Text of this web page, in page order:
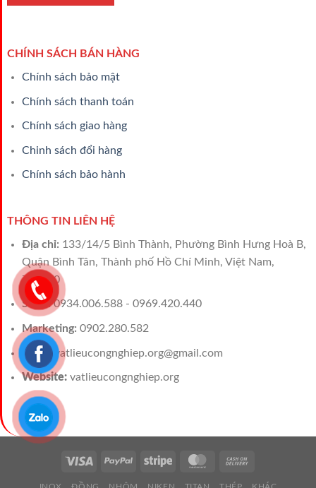
CHÍNH SÁCH BÁN HÀNG
Chính sách bảo mật
Chính sách thanh toán
Chính sách giao hàng
Chinh sách đổi hàng
Chính sách bảo hành
THÔNG TIN LIÊN HỆ
Địa chỉ: 133/14/5 Bình Thành, Phường Bình Hưng Hoà B,
Quận Bình Tân, Thành phố Hồ Chí Minh, Việt Nam,
700000
Sales:0934.006.588 - 0969.420.440
Marketing: 0902.280.582
Email: vatlieucongnghiep.org@gmail.com
Website: vatlieucongnghiep.org
INOX ĐỒNG NHÔM NIKEN TITAN THÉP KHÁC